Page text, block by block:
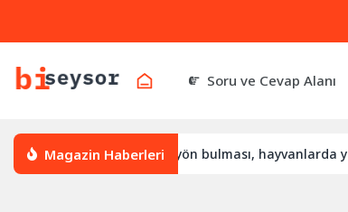
Soru ve Cevap Alanı
Magazin Haberleri
bulur, leylek yön bulması, hayvanlarda yön duygusu